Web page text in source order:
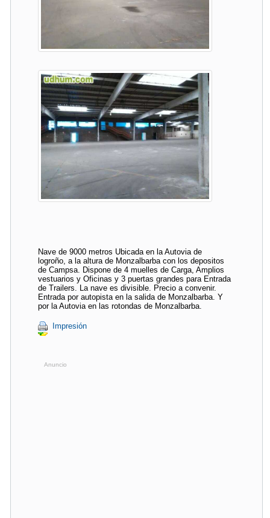
Nave de 9000 metros Ubicada en la Autovia de
logroño, a la altura de Monzalbarba con los depositos
de Campsa. Dispone de 4 muelles de Carga, Amplios
vestuarios y Oficinas y 3 puertas grandes para Entrada
de Trailers. La nave es divisible. Precio a convenir.
Entrada por autopista en la salida de Monzalbarba. Y
por la Autovia en las rotondas de Monzalbarba.
Impresión
Anuncio